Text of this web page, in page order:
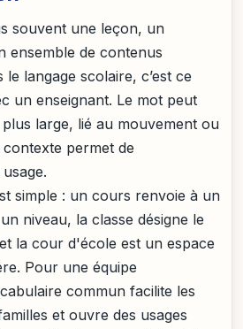
souvent une leçon, un
ensemble de contenus
le langage scolaire, c’est ce
un enseignant. Le mot peut
large, lié au mouvement ou
permet de
simple : un cours renvoie à un
niveau, la classe désigne le
la cour d'école est un espace
Pour une équipe
commun facilite les
et ouvre des usages